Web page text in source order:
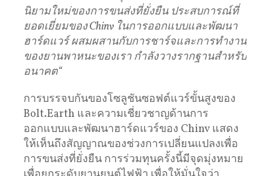
นิยามใหม่ของการขนส่งที่ยั่งยืน ประสบการณ์ที่
ยอดเยี่ยมของChinv ในการออกแบบและพัฒนา
ฮาร์ดแวร์ ผสมผสานกับการชาร์จและการทำงาน
ของยานพาหนะของเรา กำลังวางรากฐานสำหรับ
อนาคต“
การบรรจบกันของโซลูชันซอฟต์แวร์ขั้นสูงของ
Bolt.Earth และความเชี่ยวชาญด้านการ
ออกแบบและพัฒนาฮาร์ดแวร์ของ Chinv แสดง
ให้เห็นถึงสัญญาณของช่วงการเปลี่ยนแปลงเพื่อ
การขนส่งที่ยั่งยืน การร่วมทุนครั้งนี้มีจุดมุ่งหมาย